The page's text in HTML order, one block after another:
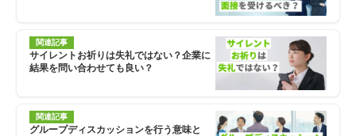
関連記事
サイレントお祈りは失礼ではない？企業に
結果を問い合わせても良い？
関連記事
グループディスカッションを行う意味と